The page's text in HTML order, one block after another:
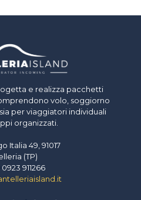
e realizza pacchetti
volo, soggiorno
per viaggiatori individuali
organizzati.
Italia 49, 91017
(TP)
911266